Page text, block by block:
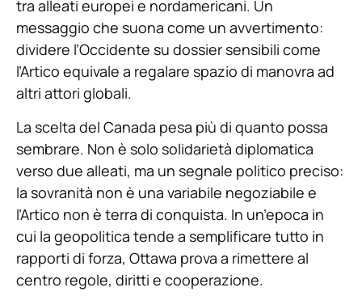
tra alleati europei e nordamericani. Un
messaggio che suona come un avvertimento:
dividere l’Occidente su dossier sensibili come
l’Artico equivale a regalare spazio di manovra ad
altri attori globali.
La scelta del Canada pesa più di quanto possa
sembrare. Non è solo solidarietà diplomatica
verso due alleati, ma un segnale politico preciso:
la sovranità non è una variabile negoziabile e
l’Artico non è terra di conquista. In un’epoca in
cui la geopolitica tende a semplificare tutto in
rapporti di forza, Ottawa prova a rimettere al
centro regole, diritti e cooperazione.